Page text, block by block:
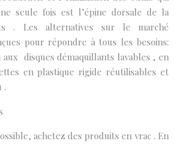
seule fois est l’épine dorsale de la
. Les alternatives sur le marché
pour répondre à tous les besoins:
aux disques démaquillants lavables , en
en plastique rigide réutilisables et
.
achetez des produits en vrac . En